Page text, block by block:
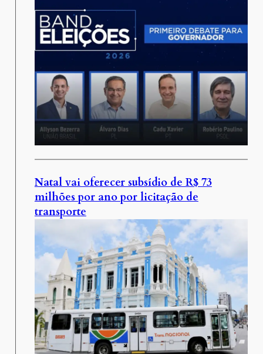
Natal vai oferecer subsídio de R$ 73
milhões por ano por licitação de
transporte